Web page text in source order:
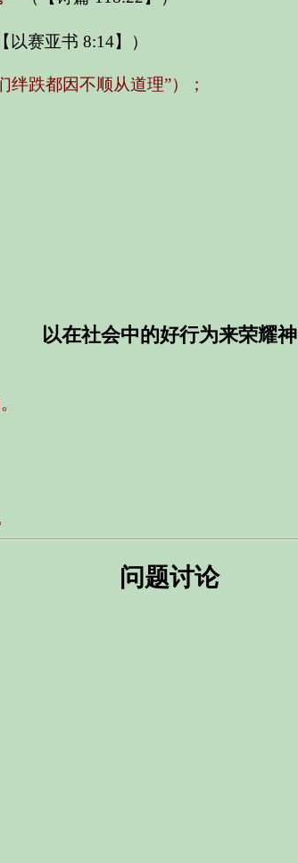
以赛亚书 8:14】）
跌都因不顺从道理”）；
以在社会中的好行为来荣耀神
问题讨论